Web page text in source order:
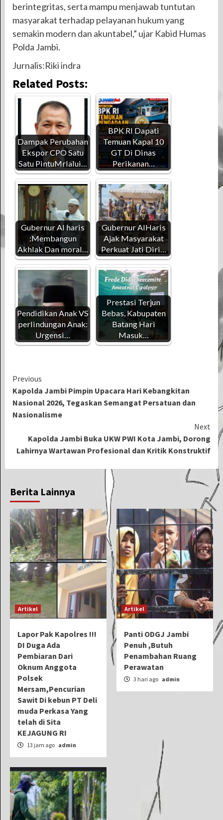
berintegritas, serta mampu menjawab tuntutan
masyarakat terhadap pelayanan hukum yang
semakin modern dan akuntabel,” ujar Kabid Humas
Polda Jambi.
Jurnalis:Riki indra
Related Posts:
Dampak Perubahan
Ekspor CPO Satu
Satu PintuMrlalui…
BPK RI Dapati
Temuan Kapal 10
GT Di Dinas
Perikanan…
Gubernur Al haris
:Membangun
Akhlak Dan moral…
Gubernur AlHaris
Ajak Masyarakat
Perkuat Jati Diri…
Pendidikan Anak VS
perlindungan Anak:
Urgensi…
Prestasi Terjun
Bebas, Kabupaten
Batang Hari
Masuk…
Continue
Reading
Previous
Kapolda Jambi Pimpin Upacara Hari Kebangkitan
Nasional 2026, Tegaskan Semangat Persatuan dan
Nasionalisme
Next
Kapolda Jambi Buka UKW PWI Kota Jambi, Dorong
Lahirnya Wartawan Profesional dan Kritik Konstruktif
Berita Lainnya
Artikel
Lapor Pak Kapolres !!!
DI Duga Ada
Pembiaran Dari
Oknum Anggota
Polsek
Mersam,Pencurian
Sawit Di kebun PT Deli
muda Perkasa Yang
telah di Sita
KEJAGUNG RI
13 jam ago admin
Artikel
Panti ODGJ Jambi
Penuh ,Butuh
Penambahan Ruang
Perawatan
3 hari ago admin